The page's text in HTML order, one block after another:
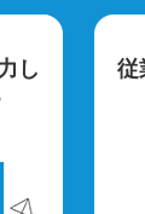
し
従